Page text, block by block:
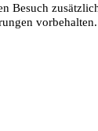
Besuch
vorbehalten.